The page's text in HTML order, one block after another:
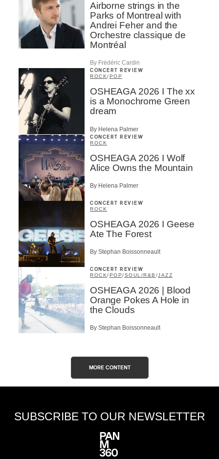
Airborne strings in the
Parks of Montreal with
Andrei Feher and the
Orchestre classique de
Montréal
By Frédéric Cardin
CONCERT REVIEW
ROCK/ POP
OSHEAGA 2026 I The xx
is a Monochrome Green
dream
By Helena Palmer
CONCERT REVIEW
ROCK
OSHEAGA 2026 I Wolf
Alice Owns the Mountain
By Helena Palmer
CONCERT REVIEW
ROCK
OSHEAGA 2026 I Geese
Ate The Forest
By Stephan Boissonneault
CONCERT REVIEW
ROCK/POP/SOUL/R&B /JAZZ
OSHEAGA 2026 | Blood
Orange Pokes A Hole in
the Clouds
By Stephan Boissonneault
MORE CONTENT
SUBSCRIBE TO OUR NEWSLETTER